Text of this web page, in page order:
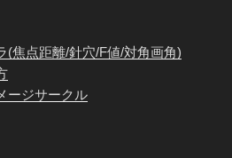
(焦点距離/針穴/F値/対角画角)
ージサークル